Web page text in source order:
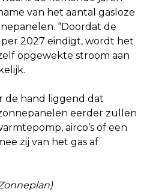
van het aantal gasloze
“Doordat de
2027 eindigt, wordt het
opgewekte stroom aan
de hand liggend dat
eerder zullen
airco’s of een
zij van het gas af